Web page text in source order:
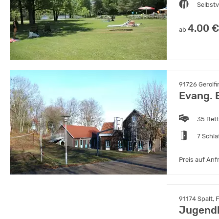
ab 4.00 €
91726
Evang.
35
7
Preis auf
91174 Spalt,